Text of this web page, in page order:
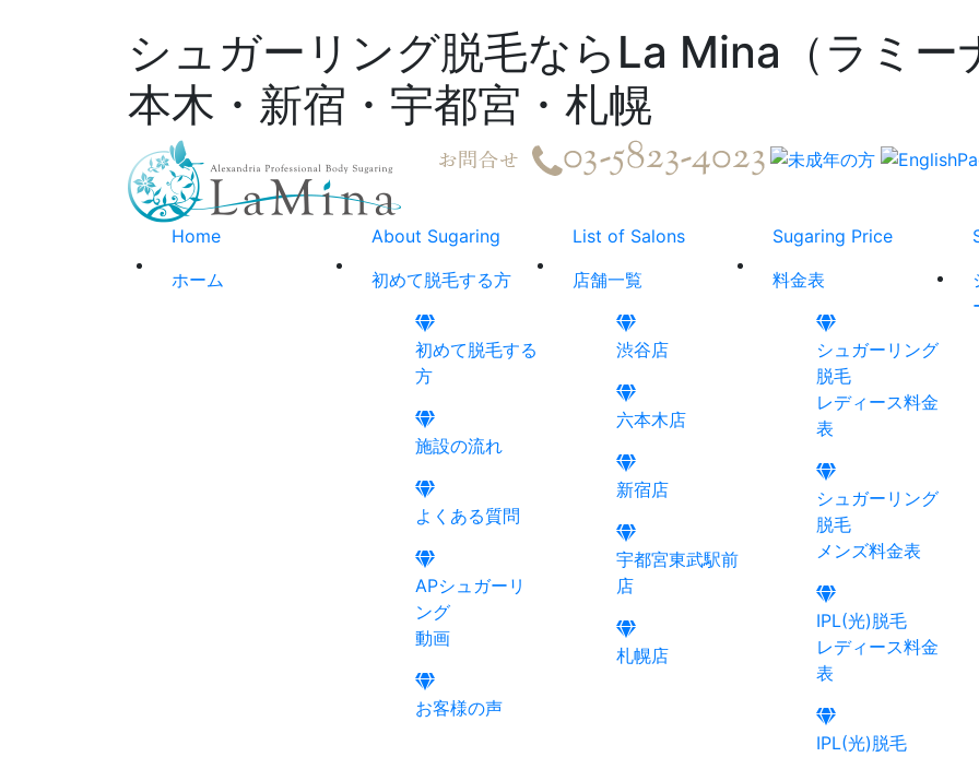
シュガーリング脱毛ならLa Mina（ラミー
本木・新宿・宇都宮・札幌
Home
ホーム
About Sugaring
初めて脱毛する方
初めて脱毛する
方
施設の流れ
よくある質問
APシュガーリ
ング
動画
お客様の声
List of Salons
店舗一覧
渋谷店
六本木店
新宿店
宇都宮東武駅前
店
札幌店
Sugaring Price
料金表
シュガーリング
脱毛
レディース料金
表
シュガーリング
脱毛
メンズ料金表
IPL(光)脱毛
レディース料金
表
IPL(光)脱毛